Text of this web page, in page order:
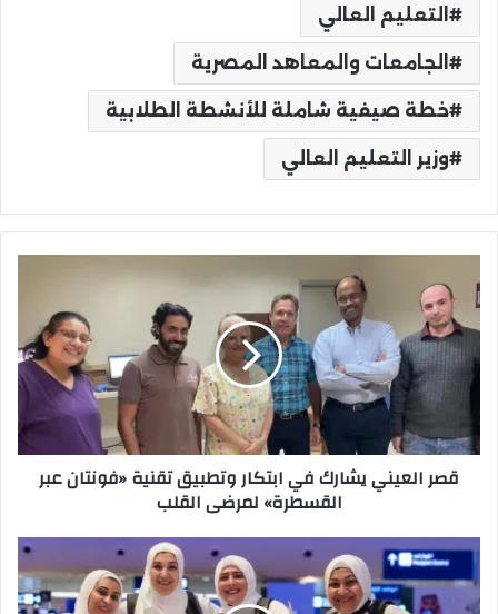
التعليم العالي
الجامعات والمعاهد المصرية
خطة صيفية شاملة للأنشطة الطلابية
وزير التعليم العالي
العيني
يشارك
في
ابتكار
وتطبيق
عبر
القسطرة»
قصر العيني يشارك في ابتكار وتطبيق تقنية «فونتان عبر
القسطرة» لمرضى القلب
"الطيران
المدني"